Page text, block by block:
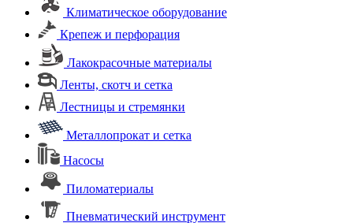
Климатическое оборудование
Крепеж и перфорация
Лакокрасочные материалы
Ленты, скотч и сетка
Лестницы и стремянки
Металлопрокат и сетка
Насосы
Пиломатериалы
Пневматический инструмент